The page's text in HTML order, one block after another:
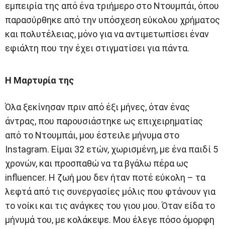
εμπειρία της από ένα τριήμερο στο Ντουμπάι, όπου
παρασύρθηκε από την υπόσχεση εύκολου χρήματος
και πολυτέλειας, μόνο για να αντιμετωπίσει έναν
εφιάλτη που την έχει στιγματίσει για πάντα.
Η Μαρτυρία της
Όλα ξεκίνησαν πριν από έξι μήνες, όταν ένας
άντρας, που παρουσιάστηκε ως επιχειρηματίας
από το Ντουμπάι, μου έστειλε μήνυμα στο
Instagram. Είμαι 32 ετών, χωρισμένη, με ένα παιδί 5
χρονών, και προσπαθώ να τα βγάλω πέρα ως
influencer. Η ζωή μου δεν ήταν ποτέ εύκολη – τα
λεφτά από τις συνεργασίες μόλις που φτάνουν για
το νοίκι και τις ανάγκες του γιου μου. Όταν είδα το
μήνυμά του, με κολάκεψε. Μου έλεγε πόσο όμορφη